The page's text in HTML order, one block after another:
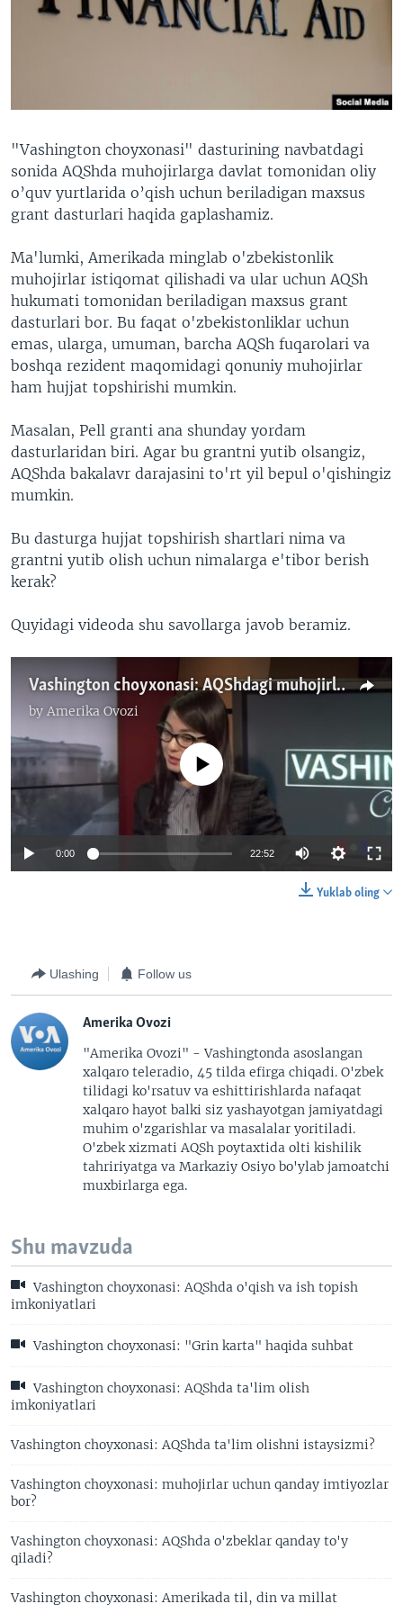
VIDEO
ODNOKLASSNIKI
SOUNDCLOUD
VOA
"Vashington choyxonasi" dasturining navbatdagi
sonida AQShda muhojirlarga davlat tomonidan oliy
o’quv yurtlarida o’qish uchun beriladigan maxsus
grant dasturlari haqida gaplashamiz.
Ma'lumki, Amerikada minglab o'zbekistonlik
muhojirlar istiqomat qilishadi va ular uchun AQSh
hukumati tomonidan beriladigan maxsus grant
dasturlari bor. Bu faqat o'zbekistonliklar uchun
emas, ularga, umuman, barcha AQSh fuqarolari va
boshqa rezident maqomidagi qonuniy muhojirlar
ham hujjat topshirishi mumkin.
Masalan, Pell granti ana shunday yordam
dasturlaridan biri. Agar bu grantni yutib olsangiz,
AQShda bakalavr darajasini to'rt yil bepul o'qishingiz
mumkin.
Bu dasturga hujjat topshirish shartlari nima va
grantni yutib olish uchun nimalarga e'tibor berish
kerak?
Quyidagi videoda shu savollarga javob beramiz.
Vashington choyxonasi: AQShdagi muhojirlar uchun o'qish grantlari
by Amerika Ovozi
No media source currently available
0:00 22:52
Yuklab oling
Ulashing Follow us
Amerika Ovozi
"Amerika Ovozi" - Vashingtonda asoslangan
xalqaro teleradio, 45 tilda efirga chiqadi. O'zbek
tilidagi ko'rsatuv va eshittirishlarda nafaqat
xalqaro hayot balki siz yashayotgan jamiyatdagi
muhim o'zgarishlar va masalalar yoritiladi.
O'zbek xizmati AQSh poytaxtida olti kishilik
tahririyatga va Markaziy Osiyo bo'ylab jamoatchi
muxbirlarga ega.
Shu mavzuda
Vashington choyxonasi: AQShda o'qish va ish topish
imkoniyatlari
Vashington choyxonasi: "Grin karta" haqida suhbat
Vashington choyxonasi: AQShda ta'lim olish
imkoniyatlari
Vashington choyxonasi: AQShda ta'lim olishni istaysizmi?
Vashington choyxonasi: muhojirlar uchun qanday imtiyozlar
bor?
Vashington choyxonasi: AQShda o'zbeklar qanday to'y
qiladi?
Vashington choyxonasi: Amerikada til, din va millat